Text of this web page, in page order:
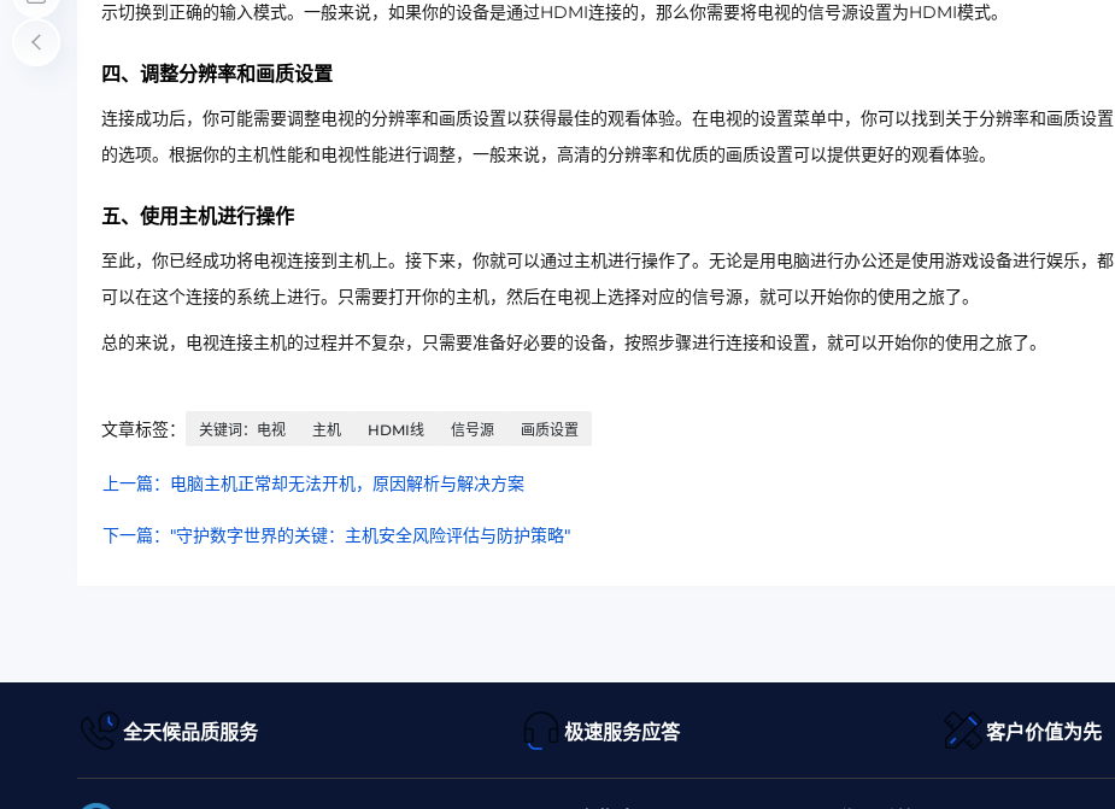
示切换到正确的输入模式。一般来说，如果你的设备是通过HDMI连接的，那么你需要将电视的信号源设置为HDMI模式。
四、调整分辨率和画质设置
连接成功后，你可能需要调整电视的分辨率和画质设置以获得最佳的观看体验。在电视的设置菜单中，你可以找到关于分辨率和画质设置
的选项。根据你的主机性能和电视性能进行调整，一般来说，高清的分辨率和优质的画质设置可以提供更好的观看体验。
五、使用主机进行操作
至此，你已经成功将电视连接到主机上。接下来，你就可以通过主机进行操作了。无论是用电脑进行办公还是使用游戏设备进行娱乐，都
可以在这个连接的系统上进行。只需要打开你的主机，然后在电视上选择对应的信号源，就可以开始你的使用之旅了。
总的来说，电视连接主机的过程并不复杂，只需要准备好必要的设备，按照步骤进行连接和设置，就可以开始你的使用之旅了。
文章标签： 关键词：电视 主机 HDMI线 信号源 画质设置
上一篇：电脑主机正常却无法开机，原因解析与解决方案
下一篇："守护数字世界的关键：主机安全风险评估与防护策略"
全天候品质服务 极速服务应答 客户价值为先